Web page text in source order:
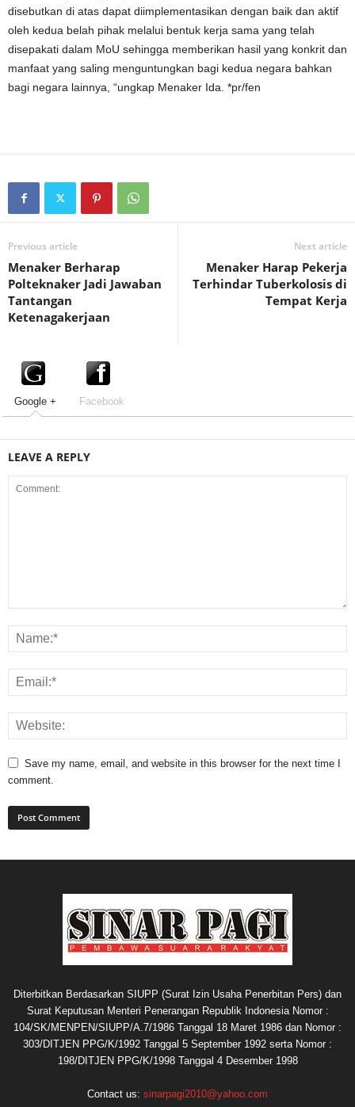
disebutkan di atas dapat diimplementasikan dengan baik dan aktif
oleh kedua belah pihak melalui bentuk kerja sama yang telah
disepakati dalam MoU sehingga memberikan hasil yang konkrit dan
manfaat yang saling menguntungkan bagi kedua negara bahkan
bagi negara lainnya, “ungkap Menaker Ida. *pr/fen
Previous article
Menaker Berharap
Polteknaker Jadi Jawaban
Tantangan
Ketenagakerjaan
Next article
Menaker Harap Pekerja
Terhindar Tuberkolosis di
Tempat Kerja
Google + Facebook
LEAVE A REPLY
Save my name, email, and website in this browser for the next time I
comment.
Diterbitkan Berdasarkan SIUPP (Surat Izin Usaha Penerbitan Pers) dan
Surat Keputusan Menteri Penerangan Republik Indonesia Nomor :
104/SK/MENPEN/SIUPP/A.7/1986 Tanggal 18 Maret 1986 dan Nomor :
303/DITJEN PPG/K/1992 Tanggal 5 September 1992 serta Nomor :
198/DITJEN PPG/K/1998 Tanggal 4 Desember 1998
Contact us: sinarpagi2010@yahoo.com